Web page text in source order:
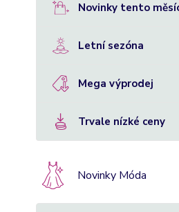
Novinky tento
Letní sezóna
Mega výprodej
Trvale nízké ceny
Novinky Móda